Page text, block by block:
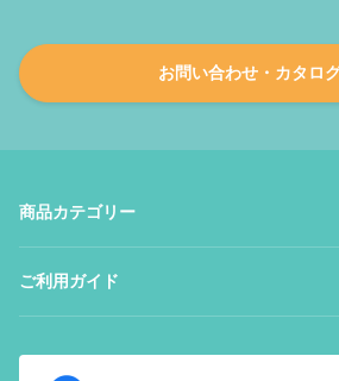
お問い合わせ・カタロ
商品カテゴリー
ご利用ガイド